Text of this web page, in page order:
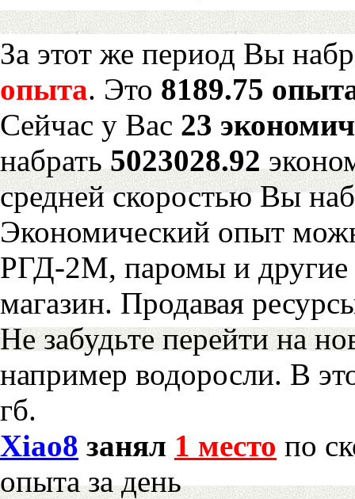
За этот же период Вы
опыта. Это 8189.75
Сейчас у Вас 23
набрать5023028.92
средней скоростью Вы
Экономический опыт
РГД-2М, паромы и другие
магазин. Продавая
Не забудьте перейти на
например водоросли. В
гб.
Xiao8 занял 1 место по
опыта за день